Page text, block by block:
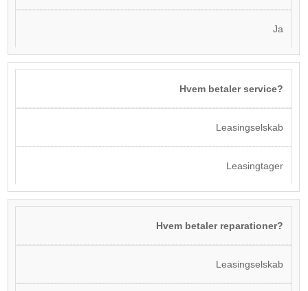
Ja
Hvem betaler service?
Leasingselskab
Leasingtager
Hvem betaler reparationer?
Leasingselskab